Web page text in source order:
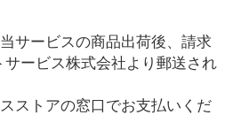
サービスの商品出荷後、請求
ービス株式会社より郵送され
ストアの窓口でお支払いくだ